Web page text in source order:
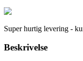
Super hurtig levering -
Beskrivelse